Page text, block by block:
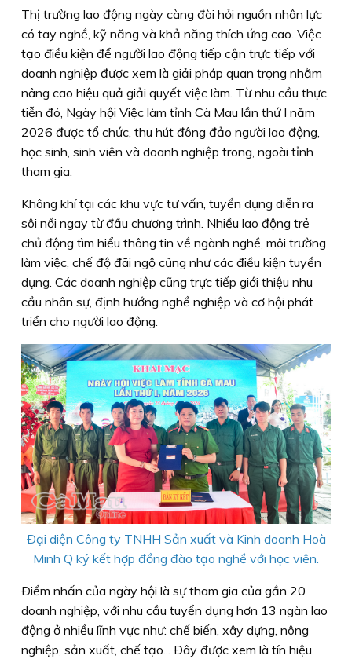
Thị trường lao động ngày càng đòi hỏi nguồn nhân lực
có tay nghề, kỹ năng và khả năng thích ứng cao. Việc
tạo điều kiện để người lao động tiếp cận trực tiếp với
doanh nghiệp được xem là giải pháp quan trọng nhằm
nâng cao hiệu quả giải quyết việc làm. Từ nhu cầu thực
tiễn đó, Ngày hội Việc làm tỉnh Cà Mau lần thứ I năm
2026 được tổ chức, thu hút đông đảo người lao động,
học sinh, sinh viên và doanh nghiệp trong, ngoài tỉnh
tham gia.
Không khí tại các khu vực tư vấn, tuyển dụng diễn ra
sôi nổi ngay từ đầu chương trình. Nhiều lao động trẻ
chủ động tìm hiểu thông tin về ngành nghề, môi trường
làm việc, chế độ đãi ngộ cũng như các điều kiện tuyển
dụng. Các doanh nghiệp cũng trực tiếp giới thiệu nhu
cầu nhân sự, định hướng nghề nghiệp và cơ hội phát
triển cho người lao động.
Ðại diện Công ty TNHH Sản xuất và Kinh doanh Hoà
Minh Q ký kết hợp đồng đào tạo nghề với học viên.
Ðiểm nhấn của ngày hội là sự tham gia của gần 20
doanh nghiệp, với nhu cầu tuyển dụng hơn 13 ngàn lao
động ở nhiều lĩnh vực như: chế biến, xây dựng, nông
nghiệp, sản xuất, chế tạo... Ðây được xem là tín hiệu